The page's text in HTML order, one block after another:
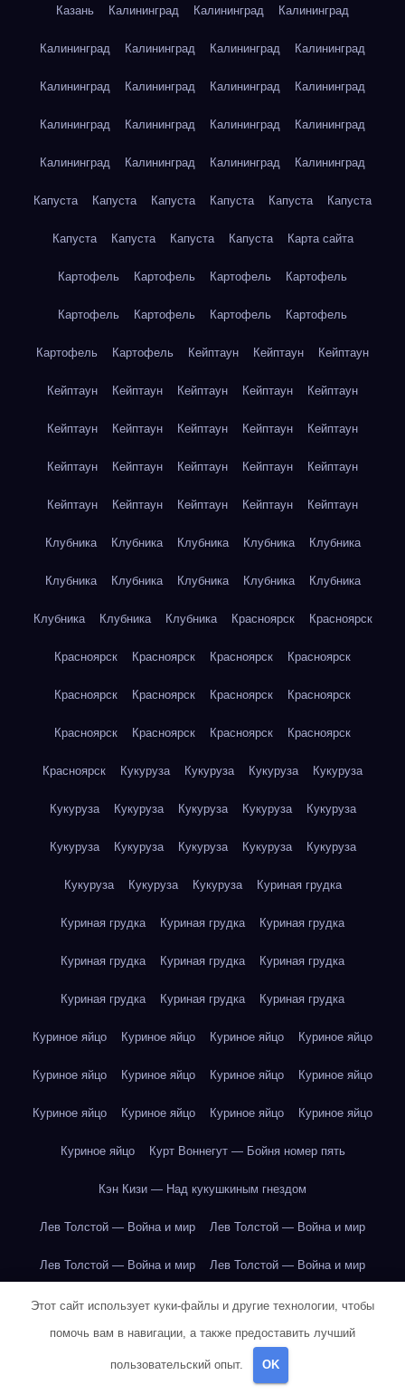
Казань Калининград Калининград Калининград
Калининград Калининград Калининград Калининград
Калининград Калининград Калининград Калининград
Калининград Калининград Калининград Калининград
Калининград Калининград Калининград Калининград
Капуста Капуста Капуста Капуста Капуста Капуста
Капуста Капуста Капуста Капуста Карта сайта
Картофель Картофель Картофель Картофель
Картофель Картофель Картофель Картофель
Картофель Картофель Кейптаун Кейптаун Кейптаун
Кейптаун Кейптаун Кейптаун Кейптаун Кейптаун
Кейптаун Кейптаун Кейптаун Кейптаун Кейптаун
Кейптаун Кейптаун Кейптаун Кейптаун Кейптаун
Кейптаун Кейптаун Кейптаун Кейптаун Кейптаун
Клубника Клубника Клубника Клубника Клубника
Клубника Клубника Клубника Клубника Клубника
Клубника Клубника Клубника Красноярск Красноярск
Красноярск Красноярск Красноярск Красноярск
Красноярск Красноярск Красноярск Красноярск
Красноярск Красноярск Красноярск Красноярск
Красноярск Кукуруза Кукуруза Кукуруза Кукуруза
Кукуруза Кукуруза Кукуруза Кукуруза Кукуруза
Кукуруза Кукуруза Кукуруза Кукуруза Кукуруза
Кукуруза Кукуруза Кукуруза Куриная грудка
Куриная грудка Куриная грудка Куриная грудка
Куриная грудка Куриная грудка Куриная грудка
Куриная грудка Куриная грудка Куриная грудка
Куриное яйцо Куриное яйцо Куриное яйцо Куриное яйцо
Куриное яйцо Куриное яйцо Куриное яйцо Куриное яйцо
Куриное яйцо Куриное яйцо Куриное яйцо Куриное яйцо
Куриное яйцо Курт Воннегут — Бойня номер пять
Кэн Кизи — Над кукушкиным гнездом
Лев Толстой — Война и мир Лев Толстой — Война и мир
Лев Толстой — Война и мир Лев Толстой — Война и мир
Лев Толстой — Война и мир Лев Толстой — Война и мир
Лев Толстой — Война и мир Лев Толстой — Война и мир
Лев Толстой — Война и мир
Этот сайт использует куки-файлы и другие технологии, чтобы
помочь вам в навигации, а также предоставить лучший
пользовательский опыт. OK